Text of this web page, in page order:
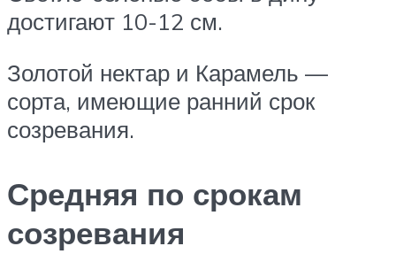
достигают 10-12 см.
Золотой нектар и Карамель —
сорта, имеющие ранний срок
созревания.
Средняя по срокам
созревания